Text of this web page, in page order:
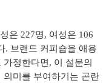
은 227명, 여성은 106
. 브랜드 커피숍을 애용
정한다면, 이 설문의
의미를 부여하기는 곤란